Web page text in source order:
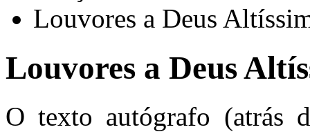
Louvores a Deus
Louvores a Deus
O texto autógrafo (atrás